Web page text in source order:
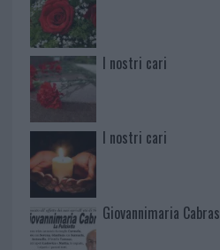
I nostri cari
I nostri cari
Giovannimaria Cabras